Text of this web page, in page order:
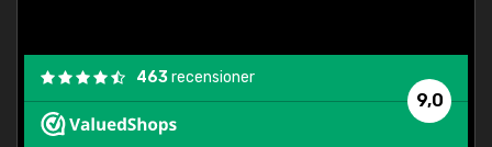
9,0
463recensioner